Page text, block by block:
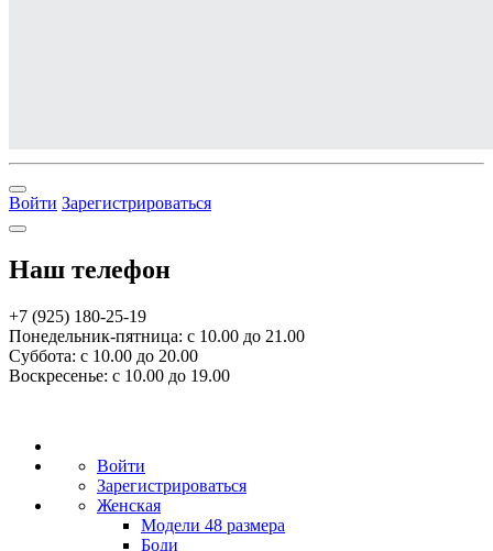
Войти Зарегистрироваться
Наш телефон
+7 (925) 180-25-19
Понедельник-пятница: с 10.00 до 21.00
Суббота: с 10.00 до 20.00
Воскресенье: с 10.00 до 19.00
Войти
Зарегистрироваться
Женская
Модели 48 размера
Боди